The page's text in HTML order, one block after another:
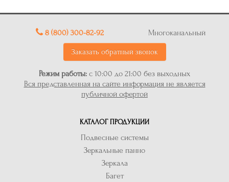
8 (800) 300-82-92 Многоканальный
Заказать обратный звонок
Режим работы: с 10:00 до 21:00 без выходных
Вся представленная на сайте информация не является
публичной офертой
КАТАЛОГ ПРОДУКЦИИ
Подвесные системы
Зеркальные панно
Зеркала
Багет